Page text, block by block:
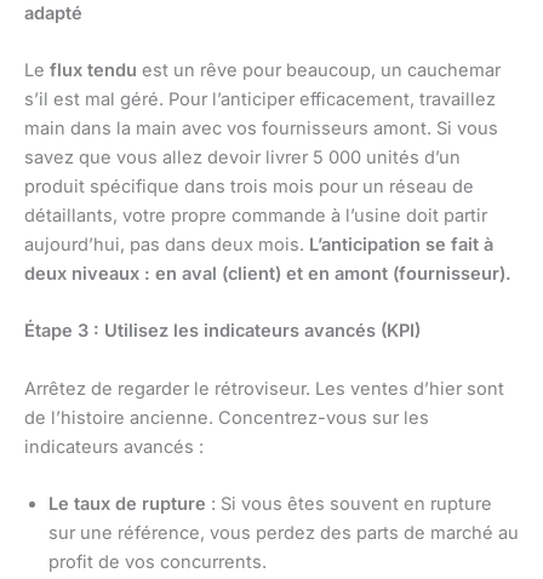
adapté
Le flux tendu est un rêve pour beaucoup, un cauchemar
s’il est mal géré. Pour l’anticiper efficacement, travaillez
main dans la main avec vos fournisseurs amont. Si vous
savez que vous allez devoir livrer 5 000 unités d’un
produit spécifique dans trois mois pour un réseau de
détaillants, votre propre commande à l’usine doit partir
aujourd’hui, pas dans deux mois. L’anticipation se fait à
deux niveaux : en aval (client) et en amont (fournisseur).
Étape 3 : Utilisez les indicateurs avancés (KPI)
Arrêtez de regarder le rétroviseur. Les ventes d’hier sont
de l’histoire ancienne. Concentrez-vous sur les
indicateurs avancés :
Le taux de rupture : Si vous êtes souvent en rupture
sur une référence, vous perdez des parts de marché au
profit de vos concurrents.